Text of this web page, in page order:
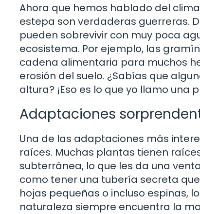
Ahora que hemos hablado del
estepa son verdaderas guerreras.
pueden sobrevivir con muy poca
ecosistema. Por ejemplo, las
cadena alimentaria para muchos
erosión del suelo. ¿Sabías que
altura? ¡Eso es lo que yo llamo una
Adaptaciones
Una de las adaptaciones más
raíces. Muchas plantas tienen
subterránea, lo que les da una
como tener una tubería secreta
hojas pequeñas o incluso espinas,
naturaleza siempre encuentra la